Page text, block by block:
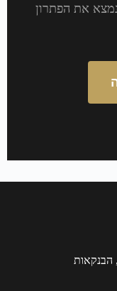
את הפתרון
הבנקאות